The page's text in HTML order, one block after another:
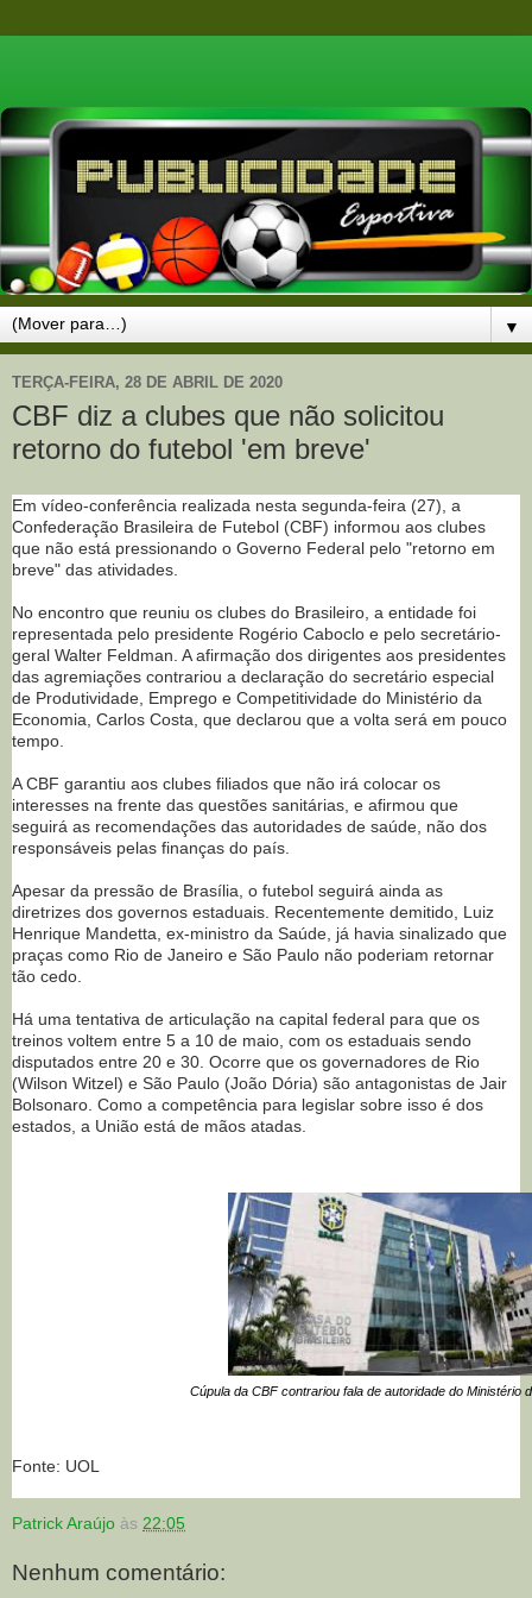
▼
TERÇA-FEIRA, 28 DE ABRIL DE 2020
CBF diz a clubes que não solicitou
retorno do futebol 'em breve'
Em vídeo-conferência realizada nesta segunda-feira (27), a
Confederação Brasileira de Futebol (CBF) informou aos clubes
que não está pressionando o Governo Federal pelo "retorno em
breve" das atividades.
No encontro que reuniu os clubes do Brasileiro, a entidade foi
representada pelo presidente Rogério Caboclo e pelo secretário-
geral Walter Feldman. A afirmação dos dirigentes aos presidentes
das agremiações contrariou a declaração do secretário especial
de Produtividade, Emprego e Competitividade do Ministério da
Economia, Carlos Costa, que declarou que a volta será em pouco
tempo.
A CBF garantiu aos clubes filiados que não irá colocar os
interesses na frente das questões sanitárias, e afirmou que
seguirá as recomendações das autoridades de saúde, não dos
responsáveis pelas finanças do país.
Apesar da pressão de Brasília, o futebol seguirá ainda as
diretrizes dos governos estaduais. Recentemente demitido, Luiz
Henrique Mandetta, ex-ministro da Saúde, já havia sinalizado que
praças como Rio de Janeiro e São Paulo não poderiam retornar
tão cedo.
Há uma tentativa de articulação na capital federal para que os
treinos voltem entre 5 a 10 de maio, com os estaduais sendo
disputados entre 20 e 30. Ocorre que os governadores de Rio
(Wilson Witzel) e São Paulo (João Dória) são antagonistas de Jair
Bolsonaro. Como a competência para legislar sobre isso é dos
estados, a União está de mãos atadas.
Cúpula da CBF contrariou fala de autoridade do Ministério
Fonte: UOL
Patrick Araújo às 22:05
Nenhum comentário: